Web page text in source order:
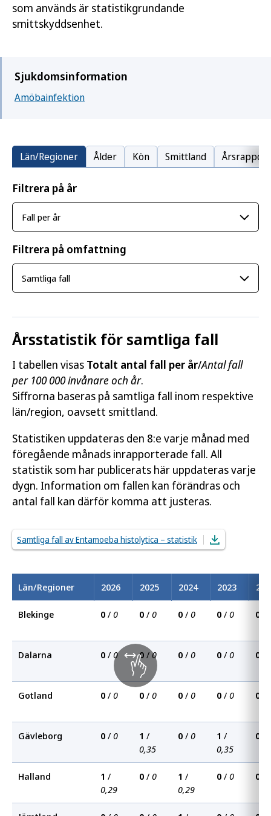
som används är statistikgrundande
smittskyddsenhet.
Sjukdomsinformation
Amöbainfektion
Län/Regioner Ålder Kön Smittland Årsrapport
Filtrera på år
Filtrera på omfattning
Årsstatistik för samtliga fall
I tabellen visas Totalt antal fall per år/Antal fall
per 100 000 invånare och år.
Siffrorna baseras på samtliga fall inom respektive
län/region, oavsett smittland.
Statistiken uppdateras den 8:e varje månad med
föregående månads inrapporterade fall. All
statistik som har publicerats här uppdateras varje
dygn. Information om fallen kan förändras och
antal fall kan därför komma att justeras.
Samtliga fall av Entamoeba histolytica – statistik
Län/Regioner 2026 2025 2024 2023
Blekinge 0 / 0 0 / 0 0 / 0 0 / 0 0
Dalarna 0 / 0 0 /0 0 / 0 0 / 0 0
Gotland 0 / 0 0 / 0 0 / 0 0 / 0 0
Gävleborg 0 / 0 1 /
0,35
0 / 0 1 /
0,35
0
Halland 1 /
0,29
0 / 0 1 /
0,29
0 / 0 0